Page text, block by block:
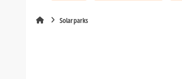
Solarparks